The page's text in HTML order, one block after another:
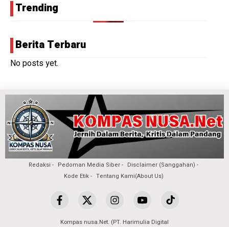
Trending
Berita Terbaru
No posts yet.
Redaksi Pedoman Media Siber
Disclaimer (Sanggahan)
Kode Etik
Tentang Kami(About Us)
Kompas nusa.Net. (PT. Harimulia Digital